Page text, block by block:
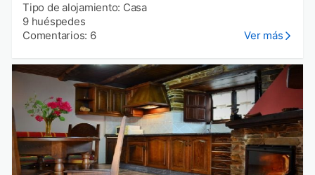
Tipo de alojamiento: Casa
9 huéspedes
Comentarios: 6
Ver más